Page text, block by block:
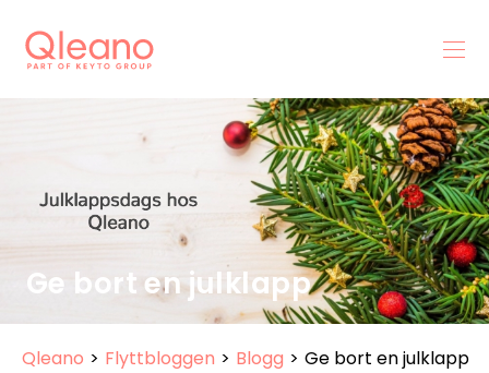
Ge bort en julklapp
Qleano > Flyttbloggen > Blogg > Ge bort en julklapp